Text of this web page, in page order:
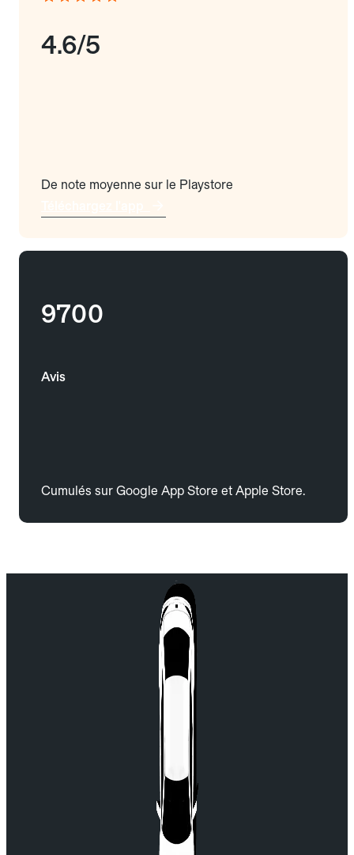
4.6/5
De note moyenne sur le Playstore
9700
Avis
Cumulés sur Google App Store et Apple Store.